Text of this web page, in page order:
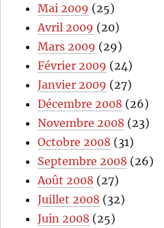
Mai 2009 (25)
Avril 2009 (20)
Mars 2009 (29)
Février 2009 (24)
Janvier 2009 (27)
Décembre 2008 (26)
Novembre 2008 (23)
Octobre 2008 (31)
Septembre 2008 (26)
Août 2008 (27)
Juillet 2008 (32)
Juin 2008 (25)